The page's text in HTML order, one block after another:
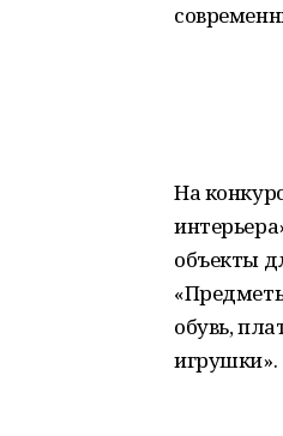
На
объекты
обувь,
игрушки».